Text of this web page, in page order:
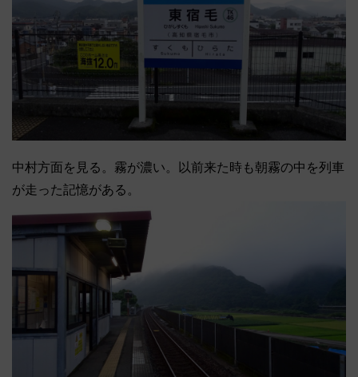
中村方面を見る。霧が濃い。以前来た時も朝霧の中を列車
が走った記憶がある。